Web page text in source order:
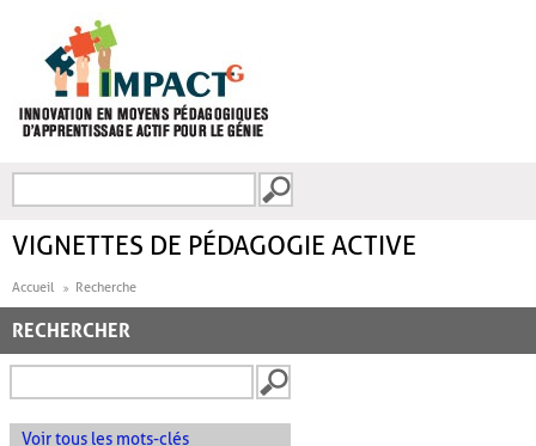
FORMULAIRE DE
VIGNETTES DE PÉDAGOGIE ACTIVE
Accueil Recherche
RECHERCHER
Voir tous les mots-clés